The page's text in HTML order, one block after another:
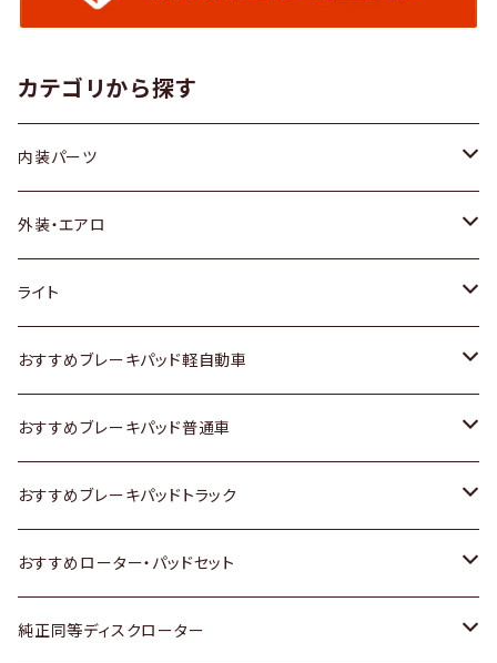
カテゴリから探す
内装パーツ
トヨタ
ホンダ
スズキ
日産
いすゞ
ダイハツ
マツダ
外装・エアロ
トヨタ
ホンダ
スズキ
日産
いすゞ
ダイハツ
ライト
トヨタ
スズキ
日産
いすゞ
ダイハツ
おすすめブレーキパッド軽自動車
トヨタ
ホンダ
スズキ
日産
おすすめブレーキパッド普通車
トヨタ
ホンダ
スズキ
おすすめブレーキパッドトラック
トヨタ
日産
おすすめローター・パッドセット
トヨタ
純正同等ディスクローター